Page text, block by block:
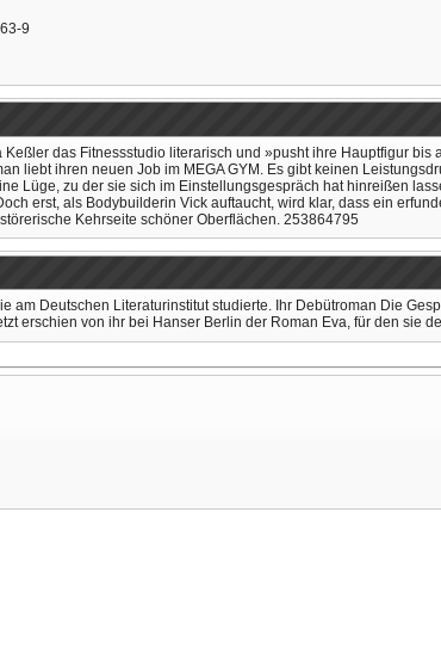
9
das Fitnessstudio literarisch und »pusht ihre Hauptfigur
liebt ihren neuen Job im MEGA GYM. Es gibt keinen
Lüge, zu der sie sich im Einstellungsgespräch hat hinreißen
erst, als Bodybuilderin Vick auftaucht, wird klar, dass ein
Kehrseite schöner Oberflächen. 253864795
am Deutschen Literaturinstitut studierte. Ihr Debütroman Die
erschien von ihr bei Hanser Berlin der Roman Eva, für den sie